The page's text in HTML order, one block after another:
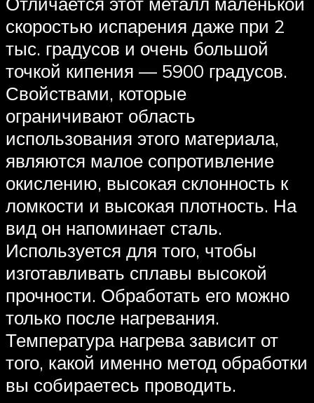
скоростью испарения даже при 2
тыс. градусов и очень большой
точкой кипения — 5900 градусов.
Свойствами, которые
ограничивают область
использования этого материала,
являются малое сопротивление
окислению, высокая склонность к
ломкости и высокая плотность. На
вид он напоминает сталь.
Используется для того, чтобы
изготавливать сплавы высокой
прочности. Обработать его можно
только после нагревания.
Температура нагрева зависит от
того, какой именно метод обработки
вы собираетесь проводить.